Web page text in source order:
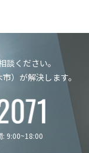
ください。
）が解決します。
: 9:00~18:00